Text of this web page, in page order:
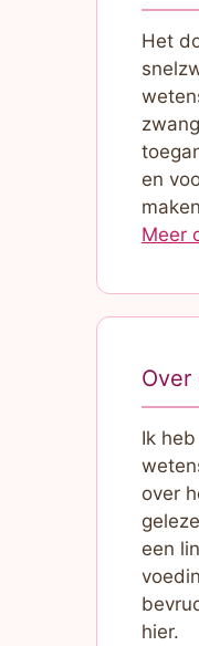
Het
en
Meer
Over
Ik
over
een
hier.